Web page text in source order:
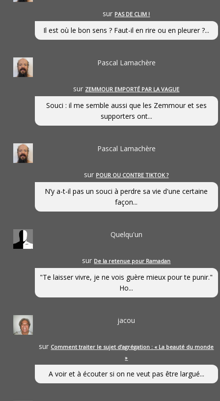
sur PAS DE CLIM !
Il est où le bon sens ? Faut-il en rire ou en pleurer ?...
Pascal Lamachère
sur ZEMMOUR EMPORTÉ PAR LA VAGUE
Souci : il me semble aussi que les Zemmour et ses
supporters ont...
Pascal Lamachère
sur POUR OU CONTRE TIKTOK ?
N’y a-t-il pas un souci à perdre sa vie d'une certaine
façon...
Quelqu'un
sur De la retenue pour Ramadan
"Te laisser vivre, je ne vois guère mieux pour te punir."
Ho...
jacou
sur Comment traiter le sujet d’agrégation : « La beauté du monde
»
A voir et à écouter si on ne veut pas être largué...